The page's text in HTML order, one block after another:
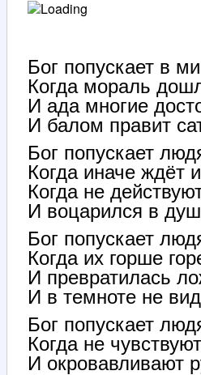
Бог попускает в
Когда мораль
И ада многие
И балом правит
Бог попускает
Когда иначе ждёт
Когда не
И воцарился в
Бог попускает
Когда их горше
И превратилась
И в темноте не
Бог попускает
Когда не
И окровавливают